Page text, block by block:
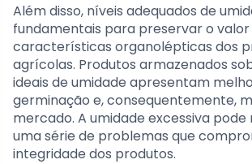
Além disso, níveis adequados de
fundamentais para preservar o
características organolépticas dos
agrícolas. Produtos armazenados
ideais de umidade apresentam
germinação e, consequentemente,
mercado. A umidade excessiva
uma série de problemas que
integridade dos produtos.